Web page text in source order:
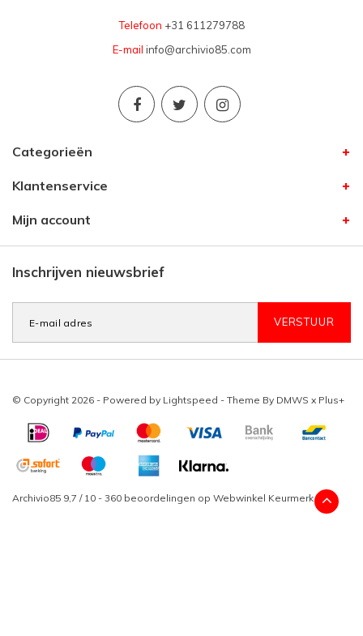
Telefoon +31 611279788
E-mail info@archivio85.com
Categorieën
Klantenservice
Mijn account
Inschrijven nieuwsbrief
VERSTUUR
© Copyright 2026 - Powered by Lightspeed - Theme By DMWS x Plus+
Archivio85 9,7 / 10 - 360 beoordelingen op Webwinkel Keurmerk